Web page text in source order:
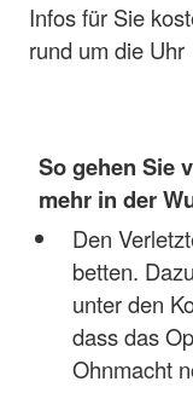
Infos für Sie
rund um die Uhr
So gehen Sie
mehr in der
Den
betten.
unter den
dass das
Ohnmacht